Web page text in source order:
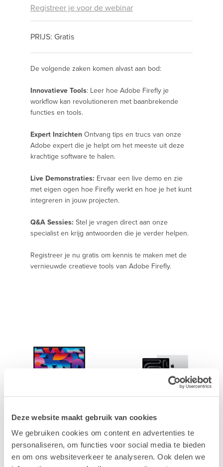
Deze website maakt gebruik van cookies
We gebruiken cookies om content en advertenties te
personaliseren, om functies voor social media te bieden
en om ons websiteverkeer te analyseren. Ook delen we
Registreer je voor de webinar
PRIJS: Gratis
De volgende zaken komen alvast aan bod:
Innovatieve Tools: Leer hoe Adobe Firefly je
workflow kan revolutioneren met baanbrekende
functies en tools.
Expert InzichtenOntvang tips en trucs van onze
Adobe expert die je helpt om het meeste uit deze
krachtige software te halen.
Live Demonstraties: Ervaar een live demo en zie
met eigen ogen hoe Firefly werkt en hoe je het kunt
integreren in jouw projecten.
Q&A Sessies: Stel je vragen direct aan onze
specialist en krijg antwoorden die je verder helpen.
Registreer je nu gratis om kennis te maken met de
vernieuwde creatieve tools van Adobe Firefly.